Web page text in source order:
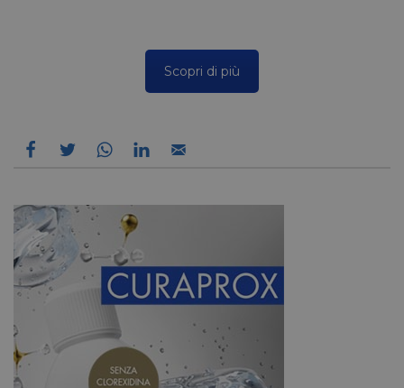
Scopri di più